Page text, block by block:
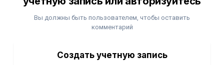
Вы должны быть пользователем, чтобы оставить
комментарий
Создать учетную запись